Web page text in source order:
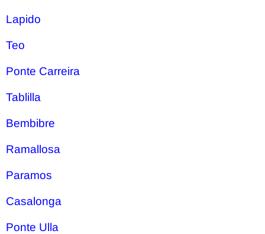
Lapido
Teo
Ponte Carreira
Tablilla
Bembibre
Ramallosa
Paramos
Casalonga
Ponte Ulla